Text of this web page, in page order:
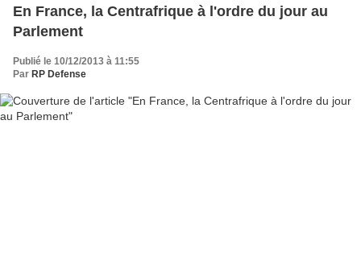
En France, la Centrafrique à l'ordre du jour au
Parlement
Publié le 10/12/2013 à 11:55
Par RP Defense